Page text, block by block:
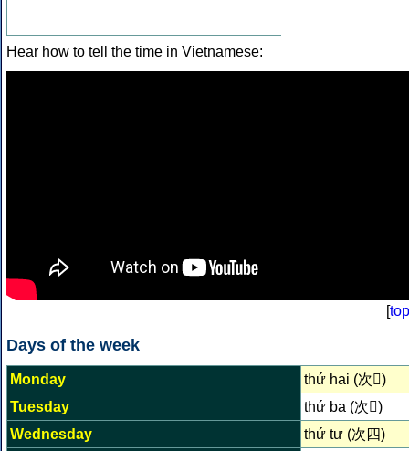
Hear how to tell the time in Vietnamese:
[top
Days of the week
Monday
thứ hai (次𠄩)
Tuesday
thứ ba (次𠀧)
Wednesday
thứ tư (次四)